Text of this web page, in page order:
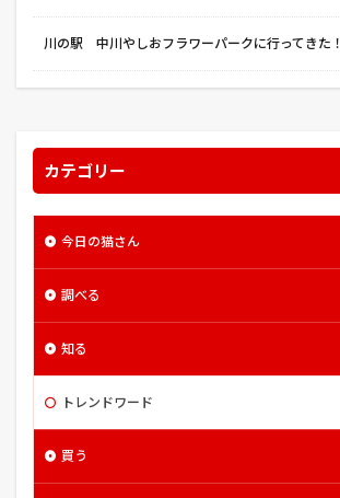
川の駅 中川やしおフラワーパークに行ってきた！
カテゴリー
今日の猫さん
調べる
知る
トレンドワード
買う